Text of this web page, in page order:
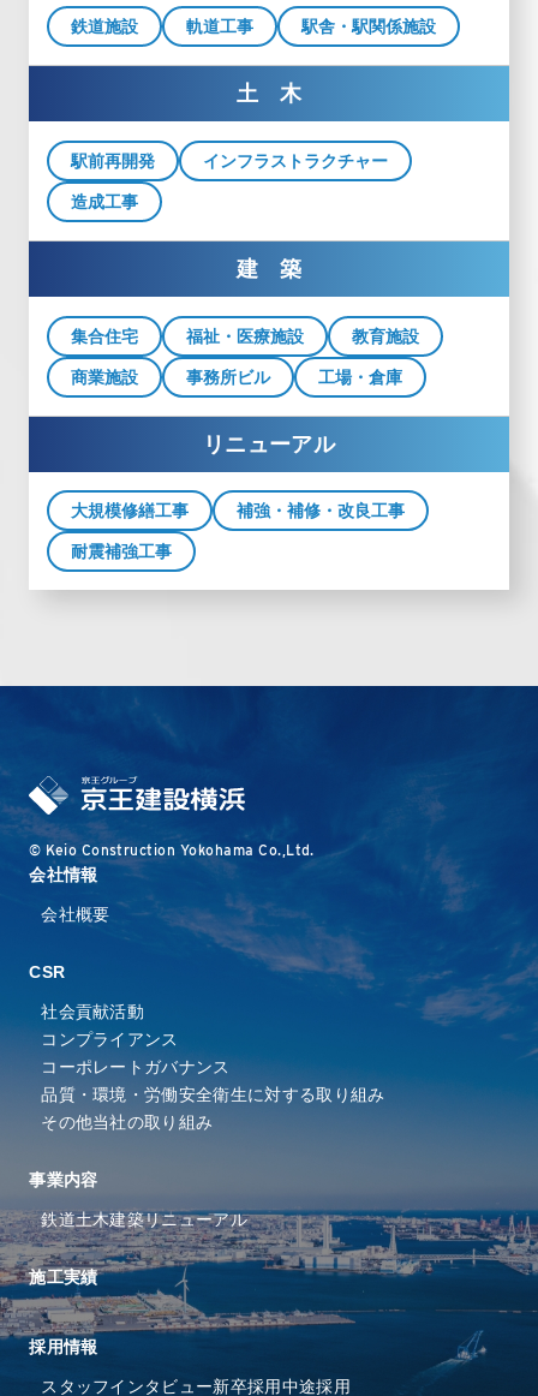
鉄道施設 軌道工事 駅舎・駅関係施設
土 木
駅前再開発 インフラストラクチャー
造成工事
建 築
集合住宅 福祉・医療施設 教育施設
商業施設 事務所ビル 工場・倉庫
リニューアル
大規模修繕工事 補強・補修・改良工事
耐震補強工事
© Keio Construction Yokohama Co.,Ltd.
会社情報
会社概要
CSR
社会貢献活動
コンプライアンス
コーポレートガバナンス
品質・環境・労働安全衛⽣に対する取り組み
その他当社の取り組み
事業内容
鉄道土木建築リニューアル
施工実績
採⽤情報
スタッフインタビュー新卒採用中途採用